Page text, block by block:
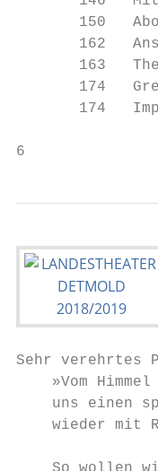
150
162
163
174
174
6
Sehr verehrtes
»Vom Himmel
uns einen
wieder mit